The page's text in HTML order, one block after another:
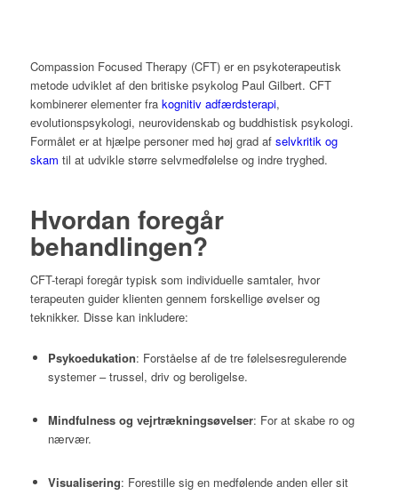
Compassion Focused Therapy (CFT) er en psykoterapeutisk
metode udviklet af den britiske psykolog Paul Gilbert. CFT
kombinerer elementer fra kognitiv adfærdsterapi,
evolutionspsykologi, neurovidenskab og buddhistisk psykologi.
Formålet er at hjælpe personer med høj grad af selvkritik og
skam til at udvikle større selvmedfølelse og indre tryghed.
Hvordan foregår
behandlingen?
CFT-terapi foregår typisk som individuelle samtaler, hvor
terapeuten guider klienten gennem forskellige øvelser og
teknikker. Disse kan inkludere:
Psykoedukation: Forståelse af de tre følelsesregulerende
systemer – trussel, driv og beroligelse.
Mindfulness og vejrtrækningsøvelser: For at skabe ro og
nærvær.
Visualisering: Forestille sig en medfølende anden eller sit